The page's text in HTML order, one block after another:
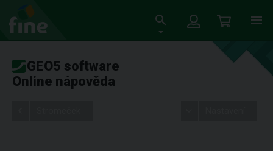
GEO5 software
Online nápověda